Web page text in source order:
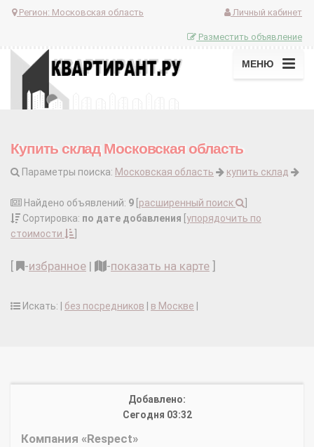
Регион: Московская область Личный кабинет
Разместить объявление
МЕНЮ
Купить склад Московская область
Параметры поиска: Московская область купить склад
Найдено объявлений: 9 расширенный поиск
Сортировка: по дате добавления упорядочить по
стоимости
-избранное | -показать на карте
Искать: | без посредников в Москве
Добавлено:
Сегодня 03:32
Компания «Respect»